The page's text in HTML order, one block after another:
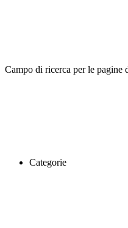
Campo di ricerca per le pagine
Categorie